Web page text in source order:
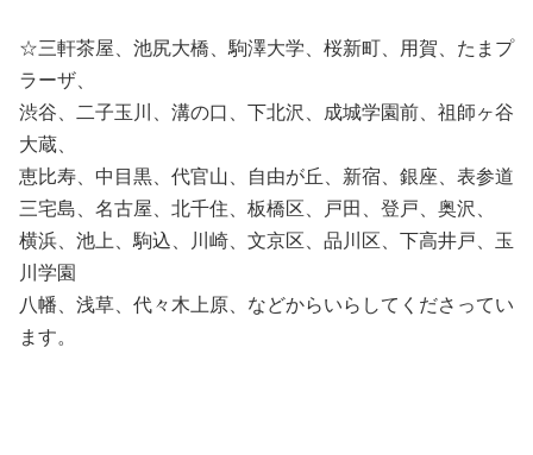
☆三軒茶屋、池尻大橋、駒澤大学、桜新町、用賀、たまプ
ラーザ、
渋谷、二子玉川、溝の口、下北沢、成城学園前、祖師ヶ谷
大蔵、
恵比寿、中目黒、代官山、自由が丘、新宿、銀座、表参道
三宅島、名古屋、北千住、板橋区、戸田、登戸、奥沢、
横浜、池上、駒込、川崎、文京区、品川区、下高井戸、玉
川学園
八幡、浅草、代々木上原、などからいらしてくださってい
ます。